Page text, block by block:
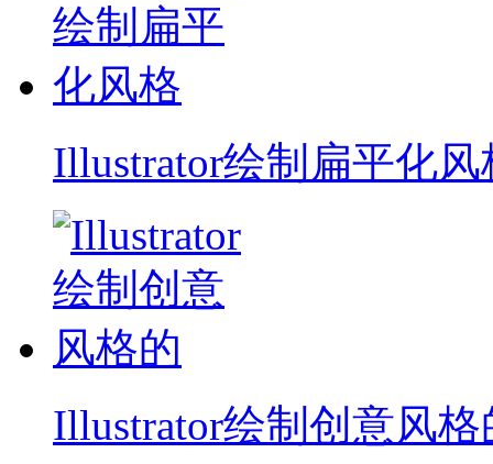
Illustrator绘制扁平化风
Illustrator绘制创意风格